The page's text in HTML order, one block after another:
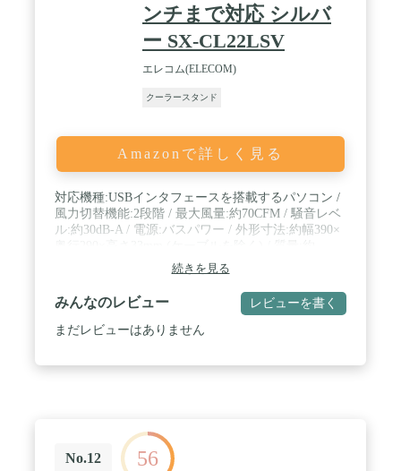
ンチまで対応 シルバ
ー SX-CL22LSV
エレコム(ELECOM)
クーラースタンド
Amazonで詳しく見る
対応機種:USBインタフェースを搭載するパソコン /
風力切替機能:2段階 / 最大風量:約70CFM / 騒音レベ
ル:約30dB-A / 電源:バスパワー / 外形寸法:約幅390×
785g(ケーブルを除く) / 筐体材質:ABS、アルミ
続きを見る
みんなのレビュー レビューを書く
まだレビューはありません
No.12 56